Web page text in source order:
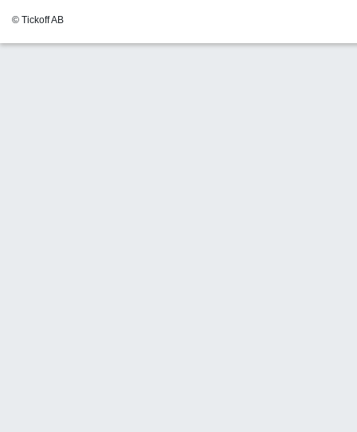
© Tickoff AB